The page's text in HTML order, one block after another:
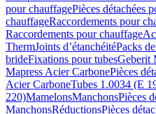
pour chauffagePièces détachées
chauffageRaccordements pour
Raccordements pour chauffage
ThermJoints d’étanchéitéPacks
brideFixations pour tubesGeberit
Mapress Acier CarbonePièces
Acier CarboneTubes 1.0034 (E
220)MamelonsManchonsPièces
ManchonsRéductionsPièces